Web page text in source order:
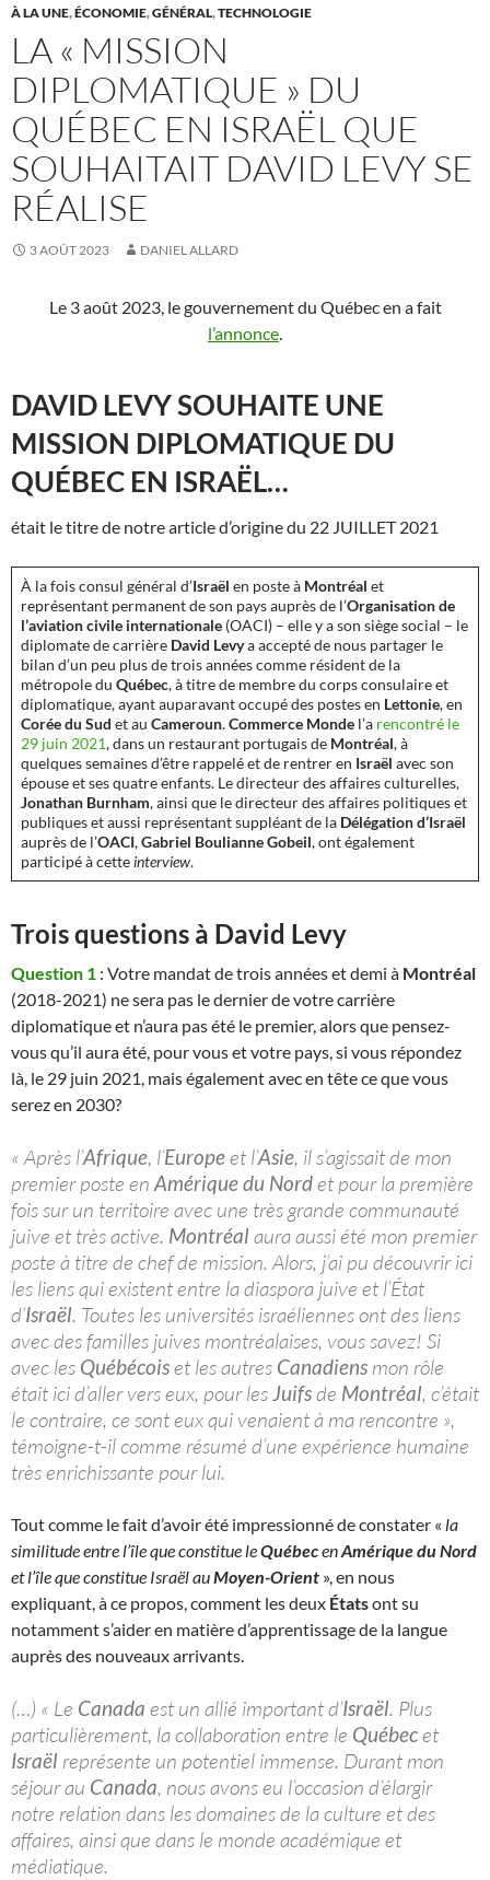
À LA UNE,ÉCONOMIE,GÉNÉRAL,TECHNOLOGIE
LA « MISSION
DIPLOMATIQUE » DU
QUÉBEC EN ISRAËL QUE
SOUHAITAIT DAVID LEVY SE
RÉALISE
3 AOÛT 2023 DANIEL ALLARD
Le 3 août 2023, le gouvernement du Québec en a fait
l’annonce.
DAVID LEVY SOUHAITE UNE
MISSION DIPLOMATIQUE DU
QUÉBEC EN ISRAËL…
était le titre de notre article d’origine du 22 JUILLET 2021
À la fois consul général d’Israël en poste à Montréal et
représentant permanent de son pays auprès de l’Organisation de
l’aviation civile internationale (OACI) – elle y a son siège social – le
diplomate de carrière David Levya accepté de nous partager le
bilan d’un peu plus de trois années comme résident de la
métropole du Québec, à titre de membre du corps consulaire et
diplomatique, ayant auparavant occupé des postes en Lettonie, en
Corée du Sud et au Cameroun.Commerce Monde l’a rencontré le
29 juin 2021, dans un restaurant portugais de Montréal, à
quelques semaines d’être rappelé et de rentrer en Israël avec son
épouse et ses quatre enfants. Le directeur des affaires culturelles,
Jonathan Burnham, ainsi que le directeur des affaires politiques et
publiques et aussi représentant suppléant de la Délégation d’Israël
auprès de l’OACI,Gabriel Boulianne Gobeil, ont également
participé à cetteinterview.
Trois questions à David Levy
Question 1 : Votre mandat de trois années et demi à Montréal
(2018-2021) ne sera pas le dernier de votre carrière
diplomatique et n’aura pas été le premier, alors que pensez-
vous qu’il aura été, pour vous et votre pays, si vous répondez
là, le 29 juin 2021, mais également avec en tête ce que vous
serez en 2030?
« Après l’Afrique, l’Europeet l’Asie, il s’agissait de mon
premier poste enAmérique du Nordet pour la première
fois sur un territoire avec une très grande communauté
juive et très active. Montréal aura aussi été mon premier
poste à titre de chef de mission. Alors, j’ai pu découvrir ici
les liens qui existent entre la diaspora juive et l’État
d’Israël. Toutes les universités israéliennes ont des liens
avec des familles juives montréalaises, vous savez! Si
avec les Québécoiset les autres Canadiens mon rôle
était ici d’aller vers eux, pour lesJuifsde Montréal, c’était
le contraire, ce sont eux qui venaient à ma rencontre »,
témoigne-t-il comme résumé d’une expérience humaine
très enrichissante pour lui.
Tout comme le fait d’avoir été impressionné de constater « la
similitude entre l’île que constitue leQuébecenAmérique du Nord
et l’île que constitue Israël auMoyen-Orient », en nous
expliquant, à ce propos, comment les deux Étatsont su
notamment s’aider en matière d’apprentissage de la langue
auprès des nouveaux arrivants.
(…) « Le Canada est un allié important d’Israël. Plus
particulièrement, la collaboration entre le Québecet
Israël représente un potentiel immense. Durant mon
séjour au Canada, nous avons eu l’occasion d’élargir
notre relation dans les domaines de la culture et des
affaires, ainsi que dans le monde académique et
médiatique.